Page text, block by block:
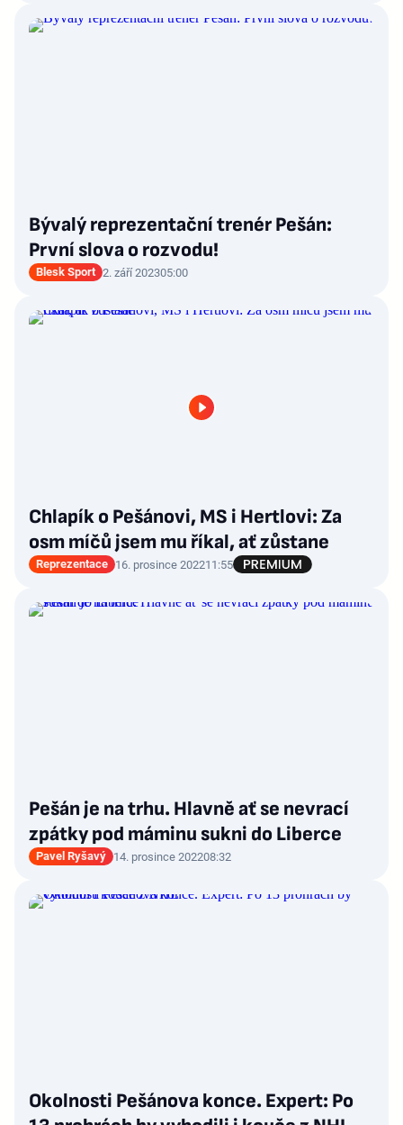
Bývalý reprezentační trenér Pešán:
První slova o rozvodu!
Blesk Sport 2. září 202305:00
Chlapík o Pešánovi, MS i Hertlovi: Za
osm míčů jsem mu říkal, ať zůstane
Reprezentace 16. prosince 202211:55
Pešán je na trhu. Hlavně ať se nevrací
zpátky pod máminu sukni do Liberce
Pavel Ryšavý 14. prosince 202208:32
Okolnosti Pešánova konce. Expert: Po